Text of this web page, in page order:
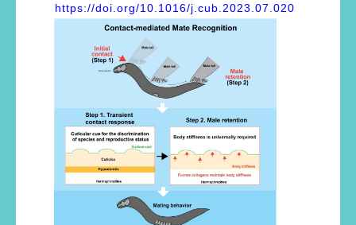
https://doi.org/10.1016/j.cub.2023.07.020